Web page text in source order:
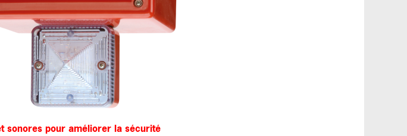
sonores pour améliorer la sécurité